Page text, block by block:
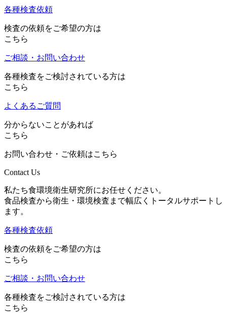
各種検査依頼
検査の依頼をご希望の方は
こちら
ご相談・お問い合わせ
各種検査をご検討されている方は
こちら
よくあるご質問
分からないことがあれば
こちら
お問い合わせ・ご依頼はこちら
Contact Us
私たち食環境衛生研究所にお任せください。
食品検査から衛生・環境検査まで幅広くトータルサポートし
ます。
各種検査依頼
検査の依頼をご希望の方は
こちら
ご相談・お問い合わせ
各種検査をご検討されている方は
こちら